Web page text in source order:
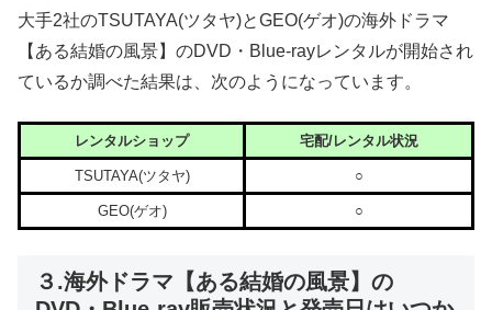
大手2社のTSUTAYA(ツタヤ)とGEO(ゲオ)の海外ドラマ
【ある結婚の風景】のDVD・Blue-rayレンタルが開始され
ているか調べた結果は、次のようになっています。
レンタルショップ 宅配/レンタル状況
TSUTAYA(ツタヤ) ○
GEO(ゲオ) ○
３.海外ドラマ【ある結婚の風景】の